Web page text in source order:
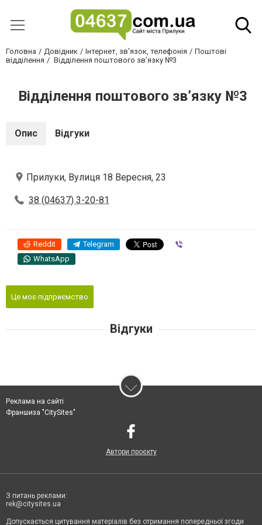
Головна Довідник Інтернет, зв'язок, телефонія
Поштові
відділення
Відділення поштового зв’язку №3
Відділення поштового зв’язку №3
Опис Відгуки
Прилуки, Вулиця 18 Вересня, 23
38 (04637) 3-20-81
Reddit Telegram
WhatsApp
Це моє підприємство
Відгуки
Реклама на сайті
Франшиза "CitySites"
Автори проєкту
З питань реклами:
rek@citysites.ua
Допускається цитування матеріалів без отримання попередньої згоди